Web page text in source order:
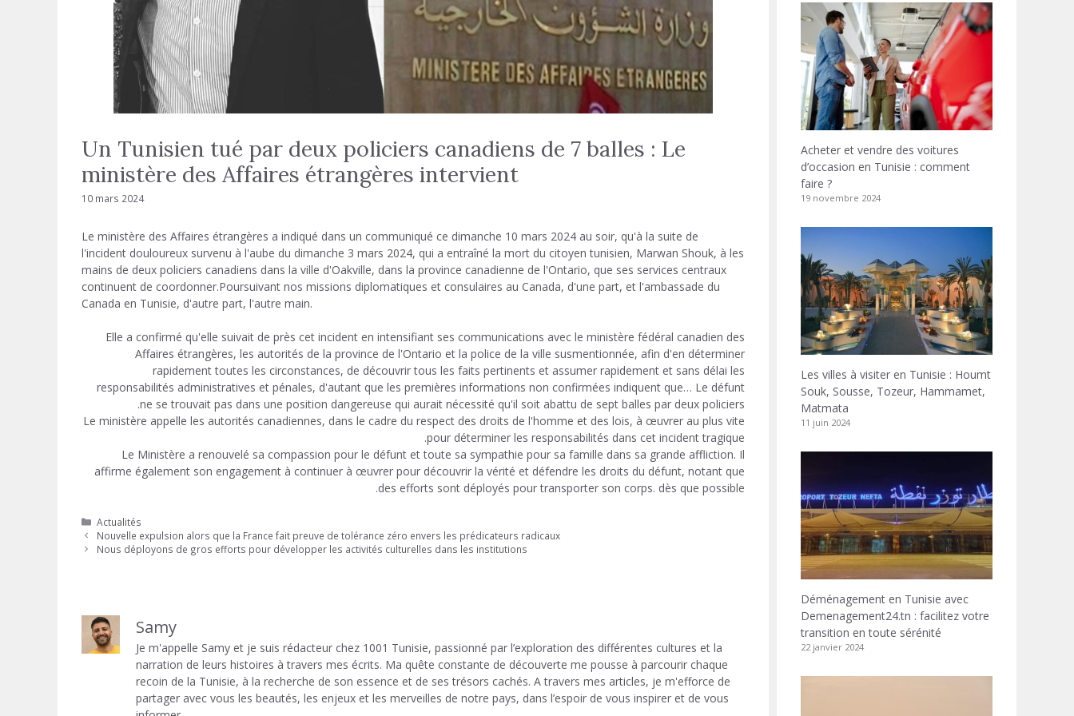
Un Tunisien tué par deux policiers canadiens de 7 balles : Le
ministère des Affaires étrangères intervient
10 mars 2024
Le ministère des Affaires étrangères a indiqué dans un communiqué ce dimanche 10 mars 2024 au soir, qu'à la suite de
l'incident douloureux survenu à l'aube du dimanche 3 mars 2024, qui a entraîné la mort du citoyen tunisien, Marwan Shouk, à les
mains de deux policiers canadiens dans la ville d'Oakville, dans la province canadienne de l'Ontario, que ses services centraux
continuent de coordonner.Poursuivant nos missions diplomatiques et consulaires au Canada, d'une part, et l'ambassade du
Canada en Tunisie, d'autre part, l'autre main.
Elle a confirmé qu'elle suivait de près cet incident en intensifiant ses communications avec le ministère fédéral canadien des
Affaires étrangères, les autorités de la province de l'Ontario et la police de la ville susmentionnée, afin d'en déterminer
rapidement toutes les circonstances, de découvrir tous les faits pertinents et assumer rapidement et sans délai les
responsabilités administratives et pénales, d'autant que les premières informations non confirmées indiquent que… Le défunt
ne se trouvait pas dans une position dangereuse qui aurait nécessité qu'il soit abattu de sept balles par deux policiers.
Le ministère appelle les autorités canadiennes, dans le cadre du respect des droits de l'homme et des lois, à œuvrer au plus vite
pour déterminer les responsabilités dans cet incident tragique.
Le Ministère a renouvelé sa compassion pour le défunt et toute sa sympathie pour sa famille dans sa grande affliction. Il
affirme également son engagement à continuer à œuvrer pour découvrir la vérité et défendre les droits du défunt, notant que
des efforts sont déployés pour transporter son corps. dès que possible.
Catégories
Actualités
Nouvelle expulsion alors que la France fait preuve de tolérance zéro envers les prédicateurs radicaux
Nous déployons de gros efforts pour développer les activités culturelles dans les institutions
Samy
Je m'appelle Samy et je suis rédacteur chez 1001 Tunisie, passionné par l’exploration des différentes cultures et la
narration de leurs histoires à travers mes écrits. Ma quête constante de découverte me pousse à parcourir chaque
recoin de la Tunisie, à la recherche de son essence et de ses trésors cachés. A travers mes articles, je m'efforce de
partager avec vous les beautés, les enjeux et les merveilles de notre pays, dans l’espoir de vous inspirer et de vous
Acheter et vendre des voitures
d’occasion en Tunisie : comment
faire ?
19 novembre 2024
Les villes à visiter en Tunisie : Houmt
Souk, Sousse, Tozeur, Hammamet,
Matmata
11 juin 2024
Déménagement en Tunisie avec
Demenagement24.tn : facilitez votre
transition en toute sérénité
22 janvier 2024